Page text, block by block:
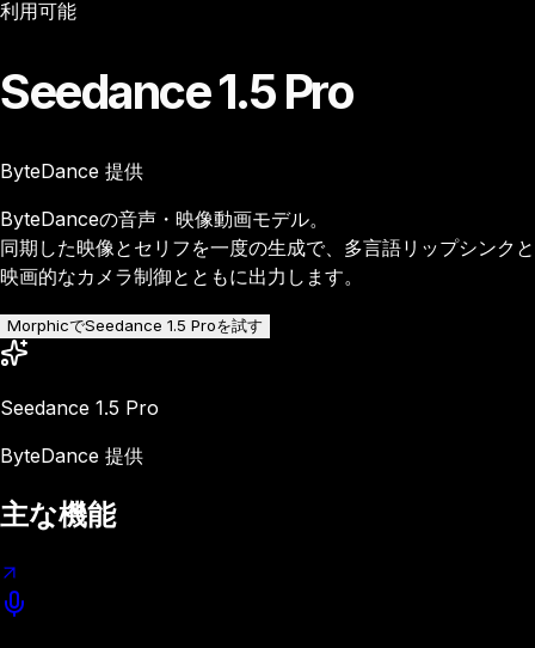
利用可能
Seedance 1.5 Pro
ByteDance 提供
ByteDanceの音声・映像動画モデル。
同期した映像とセリフを一度の生成で、多言語リップシンクと
映画的なカメラ制御とともに出力します。
MorphicでSeedance 1.5 Proを試す
Seedance 1.5 Pro
ByteDance 提供
主な機能